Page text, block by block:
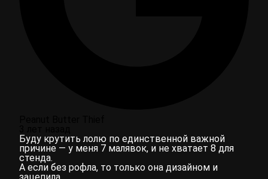
Буду крутить лолю по единственной важной
причине — у меня 7 малявок, и не хватает 8 для
стенда.
А если без рофла, то только она дизайном и
зацепила.